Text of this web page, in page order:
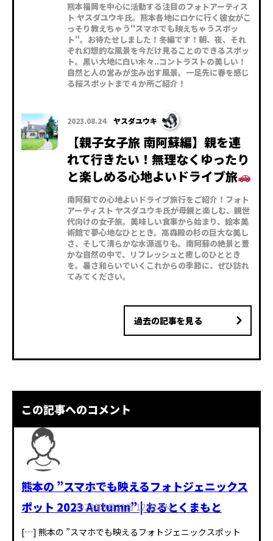
熊本福岡を中心に活動する注目のフォトアーティス
ト ヤスダユウキ氏。熊本各地にロケに行く彼女がこ
っそり教えちゃう"スマホでも映えちゃうスポッ
ト"。お待たせしました！冬編です！朝、夜、それ
ぞれ幻想的な風景を今だけ見ることのできるスポッ
ト。黒い大地に白い木々..コントラストの美しい！
自然と人の営みが生み出す風景。一足先に春を感じ
る桜スポットまで４か所ご紹介！
2023.08.24 ヤスダユウキ
【親子女子旅 南阿蘇編】親を連
れて行きたい！無理なくゆったり
と楽しめる心地よいドライブ旅
南阿蘇での心地よいドライブ旅行をご紹介！フォト
アーティスト ヤスダユウキ氏が母親と楽しむ、親世
代向けの女子旅。美味しい食事から始まり、絵本美
術館で夢心地なひととき。高森殿の杉の巨大な美し
さ、そして清らかな水源巡りも。南阿蘇の絶景と豊
かな自然の中で、リフレッシュと癒しのひととき
を。暑さ和らいでいくこれからの季節に、ぜひ訪れ
てみてください。
過去の記事を見る
この記事へのコメント
熊本の ”スマホでも映えるフォトジェニックス
ポット 2023 Autumn” | おるとくまもと
2023年9月21日 12:01 PM
[…] 熊本の ”スマホでも映えるフォトジェニックスポット